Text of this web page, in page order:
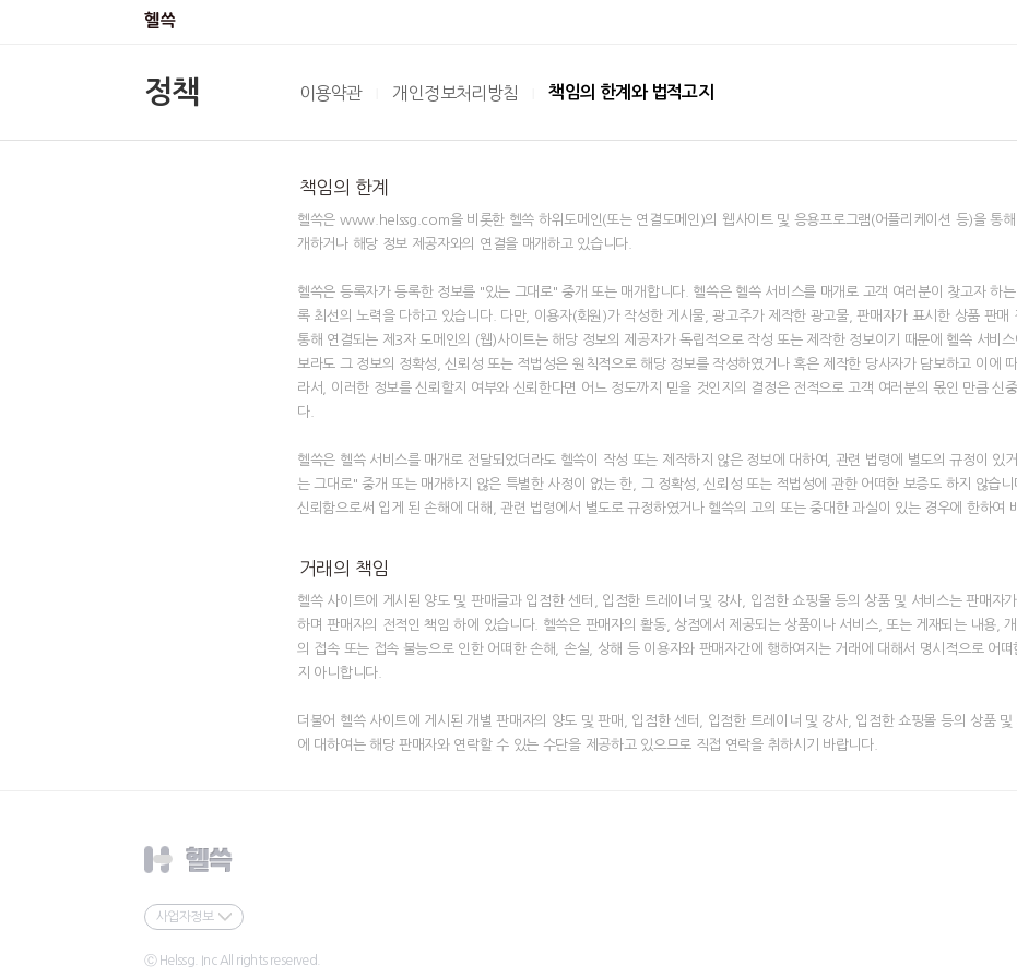
정책 이용약관 개인정보처리방침 책임의 한계와 법적고지
책임의 한계
헬쓱은 www.helssg.com을 비롯한 헬쓱 하위도메인(또는 연결도메인)의 웹사이트 및 응용프로그램(어플리케이션 등)을 통
개하거나 해당 정보 제공자와의 연결을 매개하고 있습니다.
헬쓱은 등록자가 등록한 정보를 "있는 그대로" 중개 또는 매개합니다. 헬쓱은 헬쓱 서비스를 매개로 고객 여러분이 찾고자 하
록 최선의 노력을 다하고 있습니다. 다만, 이용자(회원)가 작성한 게시물, 광고주가 제작한 광고물, 판매자가 표시한 상품 판매
통해 연결되는 제3자 도메인의 (웹)사이트는 해당 정보의 제공자가 독립적으로 작성 또는 제작한 정보이기 때문에 헬쓱 서비
보라도 그 정보의 정확성, 신뢰성 또는 적법성은 원칙적으로 해당 정보를 작성하였거나 혹은 제작한 당사자가 담보하고 이에
라서, 이러한 정보를 신뢰할지 여부와 신뢰한다면 어느 정도까지 믿을 것인지의 결정은 전적으로 고객 여러분의 몫인 만큼 신
다.
헬쓱은 헬쓱 서비스를 매개로 전달되었더라도 헬쓱이 작성 또는 제작하지 않은 정보에 대하여, 관련 법령에 별도의 규정이 있
는 그대로" 중개 또는 매개하지 않은 특별한 사정이 없는 한, 그 정확성, 신뢰성 또는 적법성에 관한 어떠한 보증도 하지 않습
신뢰함으로써 입게 된 손해에 대해, 관련 법령에서 별도로 규정하였거나 헬쓱의 고의 또는 중대한 과실이 있는 경우에 한하여
거래의 책임
헬쓱 사이트에 게시된 양도 및 판매글과 입점한 센터, 입점한 트레이너 및 강사, 입점한 쇼핑몰 등의 상품 및 서비스는 판매자
하며 판매자의 전적인 책임 하에 있습니다. 헬쓱은 판매자의 활동, 상점에서 제공되는 상품이나 서비스, 또는 게재되는 내용,
의 접속 또는 접속 불능으로 인한 어떠한 손해, 손실, 상해 등 이용자와 판매자간에 행하여지는 거래에 대해서 명시적으로 어
지 아니합니다.
더불어 헬쓱 사이트에 게시된 개별 판매자의 양도 및 판매, 입점한 센터, 입점한 트레이너 및 강사, 입점한 쇼핑몰 등의 상품
에 대하여는 해당 판매자와 연락할 수 있는 수단을 제공하고 있으므로 직접 연락을 취하시기 바랍니다.
사업자정보
Ⓒ Helssg. Inc All rights reserved.